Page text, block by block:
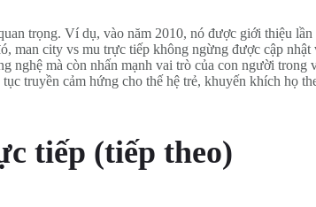
trọng. Ví dụ, vào năm 2010, nó được giới thiệu
man city vs mu trực tiếp không ngừng được cập
nghệ mà còn nhấn mạnh vai trò của con người
truyền cảm hứng cho thế hệ trẻ, khuyến khích họ
tiếp (tiếp theo)